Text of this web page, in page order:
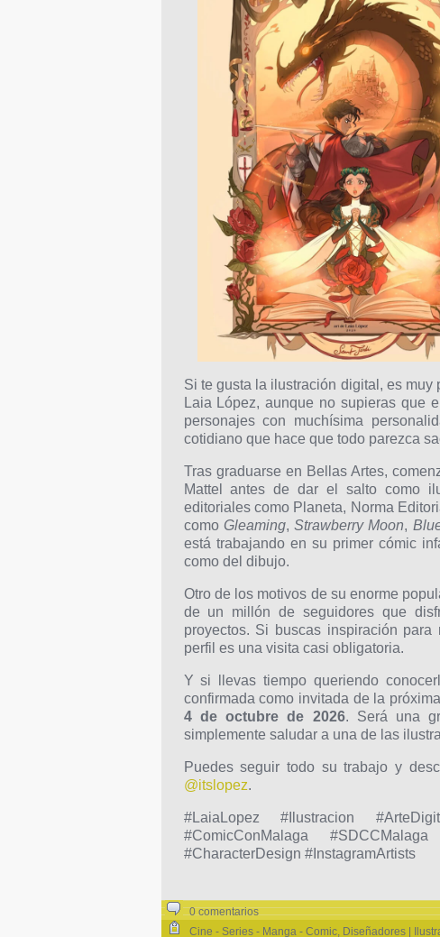
Si te gusta la ilustración digital, es
Laia López, aunque no supieras que
personajes con muchísima
cotidiano que hace que todo parezca
Tras graduarse en Bellas Artes,
Mattel antes de dar el salto como
editoriales como Planeta, Norma
como Gleaming,Strawberry Moon,
está trabajando en su primer cómic
como del dibujo.
Otro de los motivos de su enorme
de un millón de seguidores que
proyectos. Si buscas inspiración
perfil es una visita casi obligatoria.
Y si llevas tiempo queriendo
confirmada como invitada de la próxima
4 de octubre de 2026. Será una
simplemente saludar a una de las
Puedes seguir todo su trabajo y
@itslopez.
#LaiaLopez #Ilustracion
#ComicConMalaga
#CharacterDesign #InstagramArtists
0 comentarios
Cine - Series - Manga - Comic, Diseñadores |